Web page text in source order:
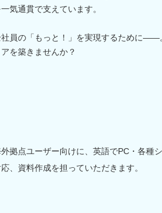
気通貫で支えています。
員の「もっと！」を実現するために――
を築きませんか？
拠点ユーザー向けに、英語でPC・各種
、資料作成を担っていただきます。